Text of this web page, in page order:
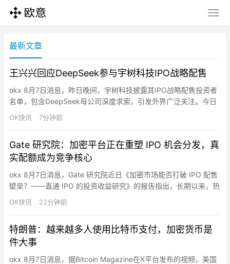
最新文章
王兴兴回应DeepSeek参与宇树科技IPO战略配售
okx 8月7日消息，昨日晚间，宇树科技披露其IPO战略配售投资者
名单，包含DeepSeek母公司深度求索，引发外界广泛关注。今日
下午，宇树科技董事长、总经理兼首席技术官王兴兴在会上首次回
应称，深度求索将为宇树科技提供具有市场竞争力的商业合作方
集群建设、数据中心运营（如有）等方面提供技术支持。宇树科
技…
OK快讯 7分钟前
Gate 研究院：加密平台正在重塑 IPO 机会分发，真
实配额成为竞争核心
okx 8月7日消息，Gate 研究院近日《加密市场能否打破 IPO 配售
壁垒？——直通 IPO 的投资收益研究》的报告指出，长期以来，热
门 IPO 的发行价收益主要集中在承销机构、专业投资者和高净值客
户手中。如今，加密平台正借助稳定币账户、全球用户网络和代币
重新包装为更易触达的金融产品。直通 …
OK快讯 22分钟前
特朗普：越来越多人使用比特币支付，加密货币是
件大事
okx 8月7日消息，据Bitcoin Magazine在X平台发布的视频，美国